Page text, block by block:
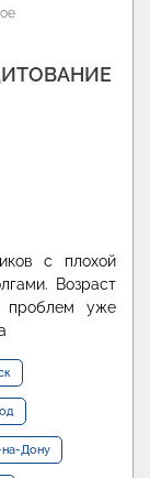
с плохой
Возраст
проблем уже
на-Дону